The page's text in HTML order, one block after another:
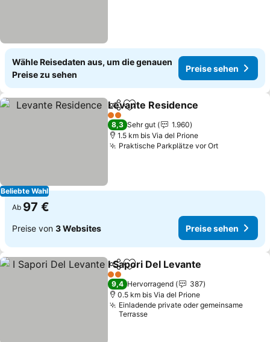
Wähle Reisedaten aus, um die genauen
Preise zu sehen
Preise sehen
Beliebte Wahl
TeilenZu Favoriten hinzufügen
Levante Residence
2 Sterne
8,3 Sehr gut
1.960
1.5 km bis Via del Prione
Praktische Parkplätze vor OrtPreise
Ab 97 €
Preise von 3 Websites Preise sehen
TeilenZu Favoriten hinzufügen
I Sapori Del Levante
2 Sterne
9,4 Hervorragend
387
0.5 km bis Via del Prione
Einladende private oder gemeinsame
Terrasse